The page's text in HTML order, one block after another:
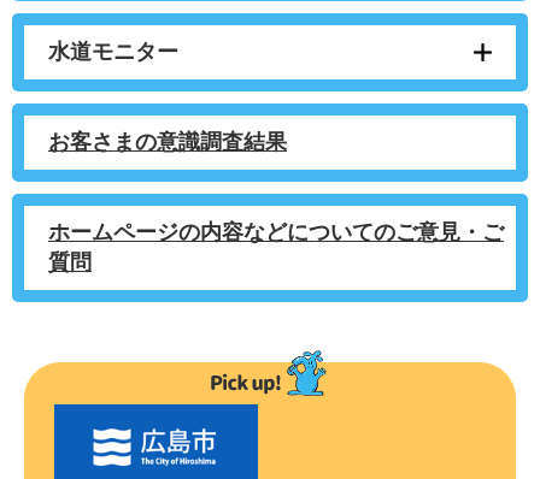
水道モニター
お客さまの意識調査結果
ホームページの内容などについてのご意見・ご
質問